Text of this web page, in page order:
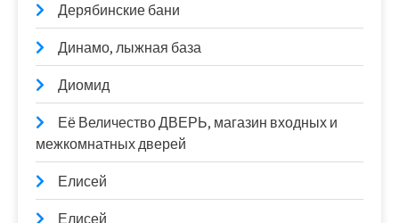
Дерябинские бани
Динамо, лыжная база
Диомид
Её Величество ДВЕРЬ, магазин входных и
межкомнатных дверей
Елисей
Елисей